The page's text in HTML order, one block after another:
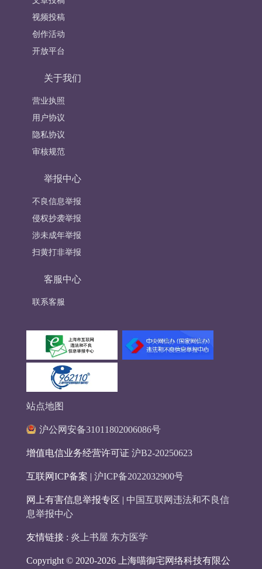
视频投稿
创作活动
开放平台
关于我们
营业执照
用户协议
隐私协议
审核规范
举报中心
不良信息举报
侵权抄袭举报
涉未成年举报
扫黄打非举报
客服中心
联系客服
站点地图
沪公网安备31011802006086号
增值电信业务经营许可证 沪B2-20250623
互联网ICP备案 | 沪ICP备2022032900号
网上有害信息举报专区 | 中国互联网违法和不良信
息举报中心
友情链接 : 炎上书屋 东方医学
Copyright © 2020-2026 上海喵御宅网络科技有限公